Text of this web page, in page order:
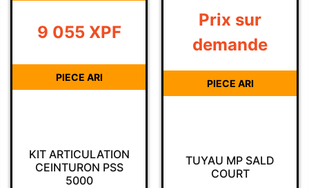
KIT ARTICULATION
CEINTURON PSS
5000
9 055 XPF
PIECE ARI
TUYAU MP SALD
COURT
Prix sur
demande
PIECE ARI